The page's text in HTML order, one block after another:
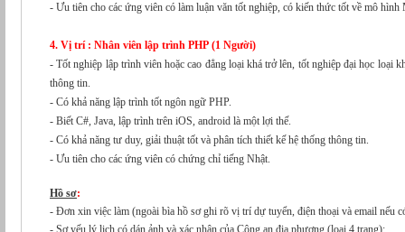
- Ưu tiên cho các ứng viên có làm luận văn tốt nghiệp, có
4. Vị trí : Nhân viên lập trình PHP (1 Người)
- Tốt nghiệp lập trình viên hoặc cao đẳng loại khá trở lên, tốt nghiệp đại học loại khá trở lên trong lĩnh vực công nghệ
thông tin.
- Có khả năng lập trình tốt ngôn ngữ PHP.
- Biết C#, Java, lập trình trên iOS, android là một lợi thế.
- Có khả năng tư duy, giải thuật tốt và phân tích thiết kế hệ thống thông tin.
- Ưu tiên cho các ứng viên có chứng chỉ tiếng Nhật.
Hồ sơ:
- Đơn xin việc làm (ngoài bìa hồ sơ ghi rõ vị trí dự tuyển, điện thoại và email